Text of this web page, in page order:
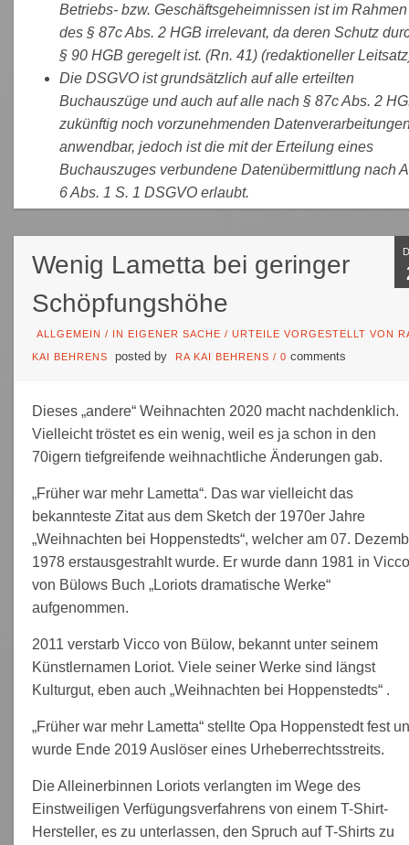
Betriebs- bzw. Geschäftsgeheimnissen ist im Rahmen
des § 87c Abs. 2 HGB irrelevant, da deren Schutz
§ 90 HGB geregelt ist. (Rn. 41) (redaktioneller
Die DSGVO ist grundsätzlich auf alle erteilten
Buchauszüge und auch auf alle nach § 87c Abs. 2
zukünftig noch vorzunehmenden
anwendbar, jedoch ist die mit der Erteilung eines
Buchauszuges verbundene Datenübermittlung nach
6 Abs. 1 S. 1 DSGVO erlaubt.
Wenig Lametta bei geringer
Schöpfungshöhe
ALLGEMEIN / IN EIGENER SACHE / URTEILE VORGESTELLT VON
KAI BEHRENS posted by RA KAI BEHRENS / 0 comments
Dieses „andere“ Weihnachten 2020 macht nachdenklich.
Vielleicht tröstet es ein wenig, weil es ja schon in den
70igern tiefgreifende weihnachtliche Änderungen gab.
„Früher war mehr Lametta“. Das war vielleicht das
bekannteste Zitat aus dem Sketch der 1970er Jahre
„Weihnachten bei Hoppenstedts“, welcher am 07.
1978 erstausgestrahlt wurde. Er wurde dann 1981 in Vicco
von Bülows Buch „Loriots dramatische Werke“
aufgenommen.
2011 verstarb Vicco von Bülow, bekannt unter seinem
Künstlernamen Loriot. Viele seiner Werke sind längst
Kulturgut, eben auch „Weihnachten bei Hoppenstedts“ .
„Früher war mehr Lametta“ stellte Opa Hoppenstedt fest
wurde Ende 2019 Auslöser eines Urheberrechtsstreits.
Die Alleinerbinnen Loriots verlangten im Wege des
Einstweiligen Verfügungsverfahrens von einem T-Shirt-
Hersteller, es zu unterlassen, den Spruch auf T-Shirts zu